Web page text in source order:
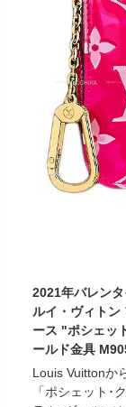
2021年バレン
ルイ・ヴィトン
ース "ポシェッ
ールド金具
Louis Vuittonか
「ポシェット･